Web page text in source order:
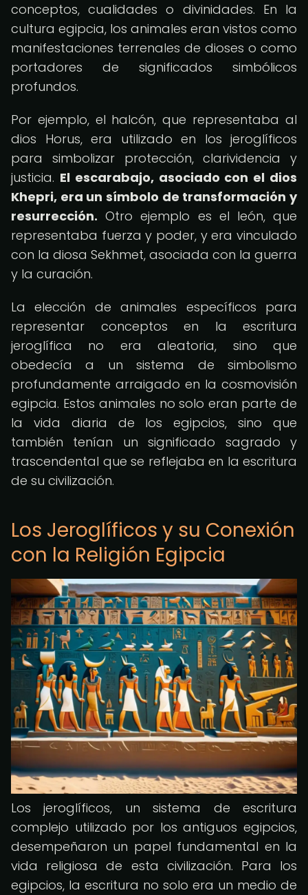
conceptos, cualidades o divinidades. En la
cultura egipcia, los animales eran vistos como
manifestaciones terrenales de dioses o como
portadores de significados simbólicos
profundos.
Por ejemplo, el halcón, que representaba al
dios Horus, era utilizado en los jeroglíficos
para simbolizar protección, clarividencia y
justicia. El escarabajo, asociado con el dios
Khepri, era un símbolo de transformación y
resurrección. Otro ejemplo es el león, que
representaba fuerza y poder, y era vinculado
con la diosa Sekhmet, asociada con la guerra
y la curación.
La elección de animales específicos para
representar conceptos en la escritura
jeroglífica no era aleatoria, sino que
obedecía a un sistema de simbolismo
profundamente arraigado en la cosmovisión
egipcia. Estos animales no solo eran parte de
la vida diaria de los egipcios, sino que
también tenían un significado sagrado y
trascendental que se reflejaba en la escritura
de su civilización.
Los Jeroglíficos y su Conexión
con la Religión Egipcia
Los jeroglíficos, un sistema de escritura
complejo utilizado por los antiguos egipcios,
desempeñaron un papel fundamental en la
vida religiosa de esta civilización. Para los
egipcios, la escritura no solo era un medio de